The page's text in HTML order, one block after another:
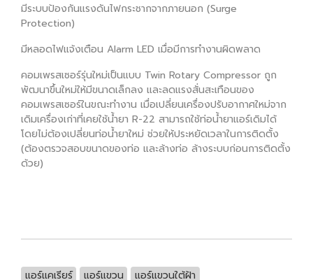
มีระบบป้องกันแรงดันไฟกระชากจากภายนอก (Surge
Protection)
มีหลอดไฟแจ้งเตือน Alarm LED เมื่อมีการทำงานผิดพลาด
คอมเพรสเซอร์รุ่นใหม่เป็นแบบ Twin Rotary Compressor ถูก
พัฒนาขึ้นใหม่ให้มีขนาดเล็กลง และลดแรงสั่นสะเทือนของ
คอมเพรสเซอร์ในขณะทำงาน เมื่อเปลี่ยนเครื่องปรับอากาศใหม่จาก
เดิมเครื่องเก่าที่เคยใช้น้ำยา R-22 สามารถใช้ท่อน้ำยาแอร์เดิมได้
โดยไม่ต้องเปลี่ยนท่อน้ำยาใหม่ ช่วยให้ประหยัดเวลาในการติดตั้ง
(ต้องตรวจสอบขนาดของท่อ และล้างท่อ ล้างระบบก่อนการติดตั้ง
ด้วย)
แอร์แคเรียร์ แอร์แขวน แอร์แขวนใต้ฝ้า